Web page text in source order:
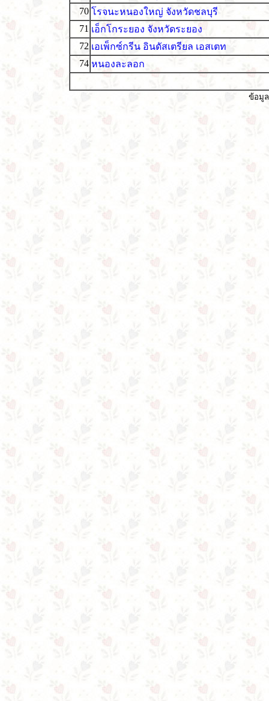
70 โรจนะหนองใหญ่ จังหวัดชลบุรี
71 เอ็กโกระยอง จังหวัดระยอง
72 เอเพ็กซ์กรีน อินดัสเตรียล เอสเตท
74 หนองละลอก
ข้อมู